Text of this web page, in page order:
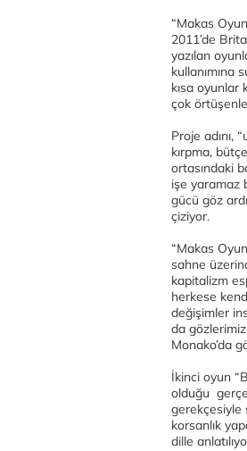
“Makas
2011’de
yazılan
kullanımına
kısa oyunlar
çok
Proje adını,
kırpma,
ortasındaki
işe yaramaz
gücü göz
çiziyor.
“Makas
sahne
kapitalizm
herkese
değişimler
da
Monako’da
İkinci oyun
olduğu
gerekçesiyle
korsanlık
dille